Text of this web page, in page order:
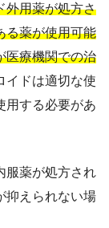
外用薬が処方さ
る薬が使用可能
医療機関での治
イドは適切な使
用する必要があ
服薬が処方され
抑えられない場